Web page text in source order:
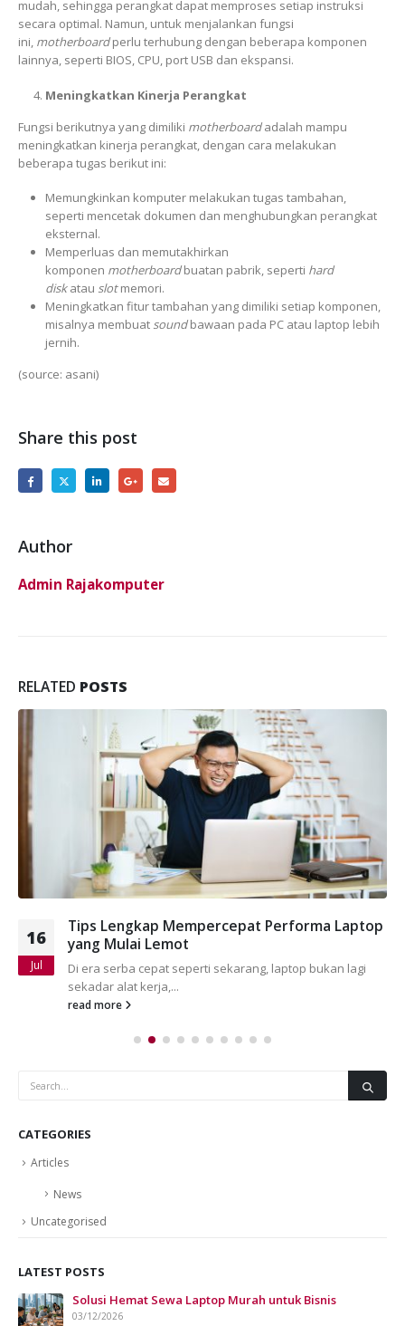
mudah, sehingga perangkat dapat memproses setiap instruksi
secara optimal. Namun, untuk menjalankan fungsi
ini, motherboardperlu terhubung dengan beberapa komponen
lainnya, seperti BIOS, CPU, port USB dan ekspansi.
Meningkatkan Kinerja Perangkat
Fungsi berikutnya yang dimiliki motherboardadalah mampu
meningkatkan kinerja perangkat, dengan cara melakukan
beberapa tugas berikut ini:
Memungkinkan komputer melakukan tugas tambahan,
seperti mencetak dokumen dan menghubungkan perangkat
eksternal.
Memperluas dan memutakhirkan
komponen motherboardbuatan pabrik, seperti hard
diskatau slotmemori.
Meningkatkan fitur tambahan yang dimiliki setiap komponen,
misalnya membuat soundbawaan pada PC atau laptop lebih
jernih.
(source: asani)
Share this post
Author
Admin Rajakomputer
RELATED POSTS
16
Jul
Tips Lengkap Mempercepat Performa Laptop
yang Mulai Lemot
Di era serba cepat seperti sekarang, laptop bukan lagi
sekadar alat kerja,...
read more
CATEGORIES
Articles
News
Uncategorised
LATEST POSTS
Solusi Hemat Sewa Laptop Murah untuk Bisnis
03/12/2026